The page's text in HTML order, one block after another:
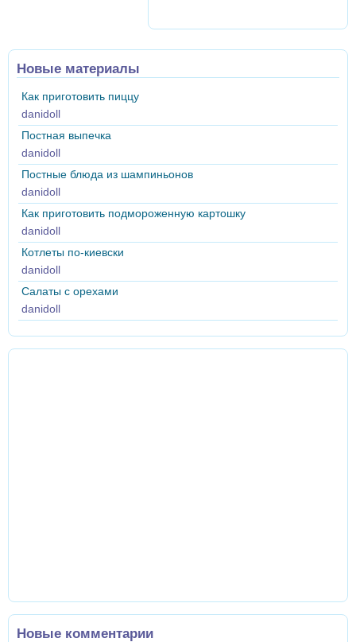
Новые материалы
Как приготовить пиццу
danidoll
Постная выпечка
danidoll
Постные блюда из шампиньонов
danidoll
Как приготовить подмороженную картошку
danidoll
Котлеты по-киевски
danidoll
Салаты с орехами
danidoll
Новые комментарии